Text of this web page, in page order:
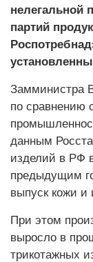
нелегальной
партий
Замминистра
по сравнению
данным
изделий в РФ
предыдущим
выпуск кожи
При этом
выросло в
трикотажных